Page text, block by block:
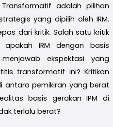
adalah pilihan
yang dipilih oleh IRM.
dari kritik. Salah satu kritik
IRM dengan basis
ekspektasi yang
transformatif ini? Kritikan
antara pemikiran yang berat
basis gerakan IPM di
terlalu berat?